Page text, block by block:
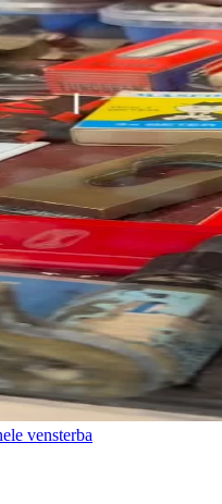
vensterba